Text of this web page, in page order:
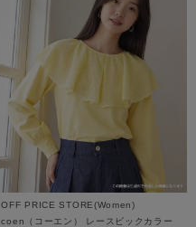
OFF PRICE STORE(Women)
coen（コーエン） レースビックカラー